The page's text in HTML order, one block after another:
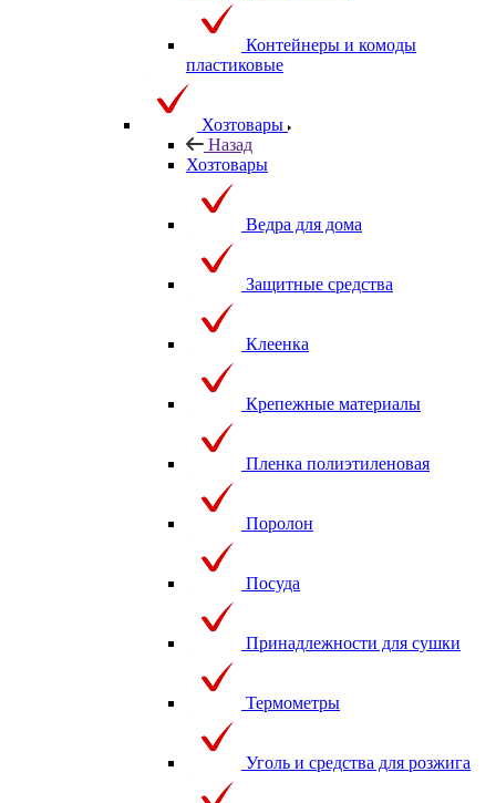
Контейнеры и комоды
пластиковые
Хозтовары
Назад
Хозтовары
Ведра для дома
Защитные средства
Клеенка
Крепежные материалы
Пленка полиэтиленовая
Поролон
Посуда
Принадлежности для сушки
Термометры
Уголь и средства для розжига